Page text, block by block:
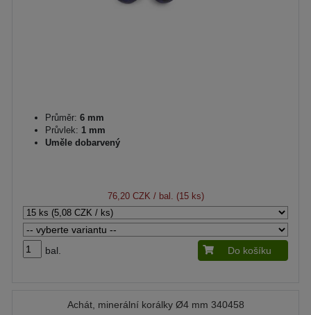
Průměr: 6 mm
Průvlek: 1 mm
Uměle dobarvený
76,20 CZK / bal. (15 ks)
bal. Do košíku
Achát, minerální korálky Ø4 mm 340458